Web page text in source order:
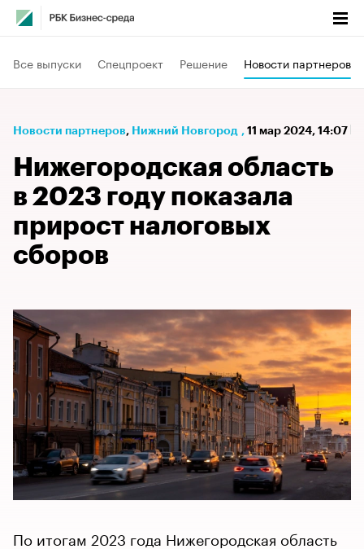
Все выпуски Спецпроект Решение Новости партнеров
Новости партнеров⁠, Нижний Новгород , 11 мар 2024, 14:07
Нижегородская область
в 2023 году показала
прирост налоговых
сборов
По итогам 2023 года Нижегородская область